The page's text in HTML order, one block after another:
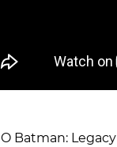
Batman: